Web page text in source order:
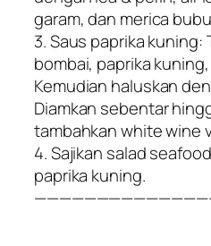
garam, dan merica
3. Saus paprika kuning:
bombai, paprika
Kemudian haluskan
Diamkan sebentar
tambahkan white wine
4. Sajikan salad
paprika kuning.